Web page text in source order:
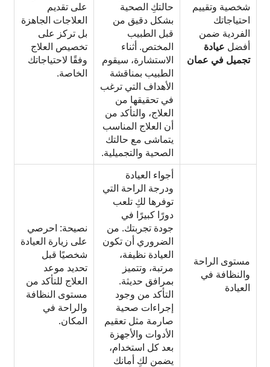
شخصية وتقييم
احتياجاتك
الفردية ضمن
أفضل عيادة
تجميل في عمان
حالتكِ الصحية
بشكل دقيق من
قبل الطبيب
المختص. أثناء
الاستشارة، سيقوم
الطبيب بمناقشة
الأهداف التي ترغب
في تحقيقها من
العلاج، والتأكد من
أن العلاج المناسب
يتماشى مع حالتك
الصحية والتجميلية.
على تقديم
العلاجات الجاهزة
بل تركز على
تخصيص العلاج
وفقًا لاحتياجاتك
الخاصة.
مستوى الراحة
والنظافة في
العيادة
أجواء العيادة
ودرجة الراحة التي
توفرها لكِ تلعب
دورًا كبيرًا في
جودة تجربتك. من
الضروري أن تكون
العيادة نظيفة،
مرتبة، وتتميز
بمرافق حديثة.
التأكد من وجود
إجراءات صحية
صارمة مثل تعقيم
الأدوات والأجهزة
بعد كل استخدام،
يضمن لكِ أمانك
نصيحة: احرصي
على زيارة العيادة
شخصيًا قبل
تحديد موعد
العلاج للتأكد من
مستوى النظافة
والراحة في
المكان.